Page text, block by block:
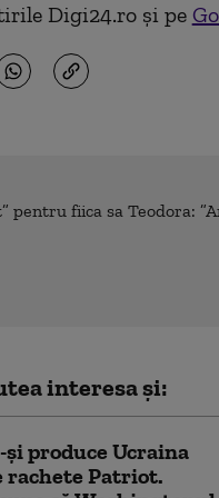
Digi24.ro și pe
interesa și:
și produce Ucraina
Patriot.